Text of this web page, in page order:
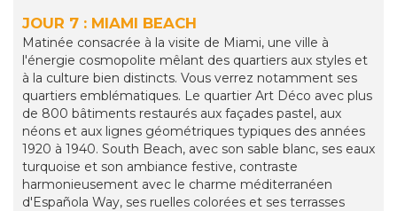
JOUR 7 : MIAMI BEACH
Matinée consacrée à la visite de Miami, une ville à
l'énergie cosmopolite mêlant des quartiers aux styles et
à la culture bien distincts. Vous verrez notamment ses
quartiers emblématiques. Le quartier Art Déco avec plus
de 800 bâtiments restaurés aux façades pastel, aux
néons et aux lignes géométriques typiques des années
1920 à 1940. South Beach, avec son sable blanc, ses eaux
turquoise et son ambiance festive, contraste
harmonieusement avec le charme méditerranéen
d'Española Way, ses ruelles colorées et ses terrasses